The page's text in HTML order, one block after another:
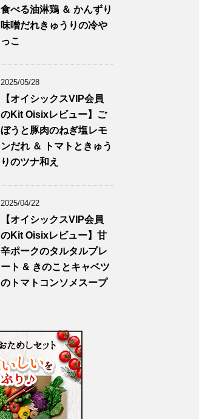
食べる油淋鶏 ＆ かんずり
味噌だれきゅうりの冷や
っこ
2025/05/28
【オイシックスVIP会員
のKit Oisixレビュー】ご
ぼうと豚肉のねぎ塩レモ
ンだれ ＆ トマトときゅう
りのツナ和え
2025/04/22
【オイシックスVIP会員
のKit Oisixレビュー】甘
辛ポークのタルタルプレ
ート & きのことキャベツ
のトマトコンソメスープ